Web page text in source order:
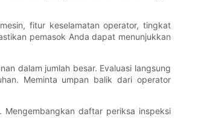
fitur keselamatan operator, tingkat
pemasok Anda dapat menunjukkan
dalam jumlah besar. Evaluasi langsung
Meminta umpan balik dari operator
daftar periksa inspeksi